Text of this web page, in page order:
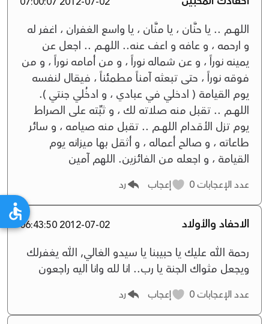
اللهــــم .. يا حنَّان ، يا منَّان ، يا واسع الغفران ، اغفر له
و ارحمه ، و عافه و اعف عنه.. اللهــــم .. اجعل عن
يمينه نوراً ، و عن شماله نوراً ، و من أمامه نوراً ، و من
فوقه نوراً ، حتى تبعثه آمناً مطمئناً ، فيقال لنفسه
يوم القيامة ( ادخلي في عبادي ، و ادخُلي جنتي ).
اللهــــم .. تقبل منه صلاته لك ، و ثبِّته على الصراط
يوم تزل الأقدام اللهــــم .. تقبل منه صيامه ، و سائر
طاعاته ، و صالح أعماله ، و أثقل بها ميزانه يوم
القيامة ، و اجعله من الفائزين. اللهم آمين
عدد الإعجابات إعجاب رد
الاحفاد والأولاد 2012-07-02 06:43:50
رحمة الله عليك يا حبيبنا يا سيدو الغالي, الله يغفرلك
ويجعل مثواك الجنة يا رب.. انا لله وانا اليه راجعون
عدد الإعجابات إعجاب رد